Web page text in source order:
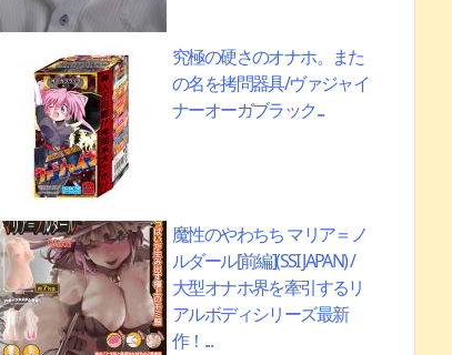
究極の硬さのオナホ。また
の名を拷問器具/ヴァジャイ
ナーオーガブラック...
魔性のやわちち マリア＝ノ
ルダール[前編](SSI JAPAN) /
大型オナホ界を牽引するリ
アルボディシリーズ最新
作！...